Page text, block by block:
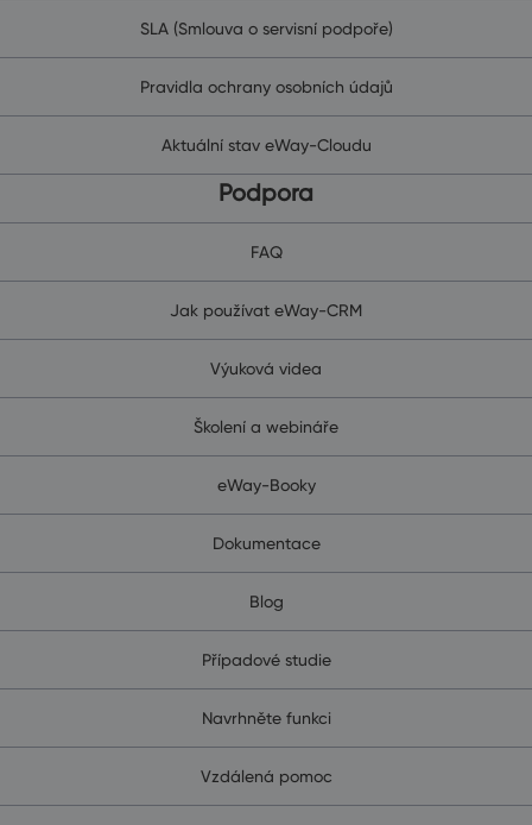
SLA (Smlouva o servisní podpoře)
Pravidla ochrany osobních údajů
Aktuální stav eWay-Cloudu
Podpora
FAQ
Jak používat eWay-CRM
Výuková videa
Školení a webináře
eWay-Booky
Dokumentace
Blog
Případové studie
Navrhněte funkci
Vzdálená pomoc